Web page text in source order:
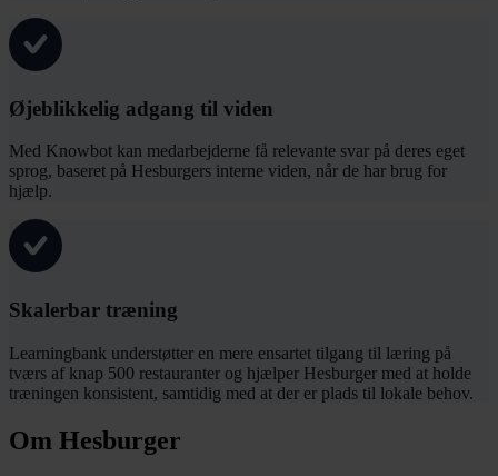
Øjeblikkelig adgang til viden
Med Knowbot kan medarbejderne få relevante svar på deres eget
sprog, baseret på Hesburgers interne viden, når de har brug for
hjælp.
Skalerbar træning
Learningbank understøtter en mere ensartet tilgang til læring på
tværs af knap 500 restauranter og hjælper Hesburger med at holde
træningen konsistent, samtidig med at der er plads til lokale behov.
Om Hesburger